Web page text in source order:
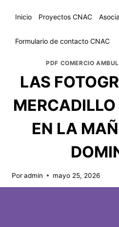
Inicio Proyectos CNAC
Formulario de contacto CNAC
PDF COMERCIO
LAS
EN LA
Poradmin mayo 25, 2026